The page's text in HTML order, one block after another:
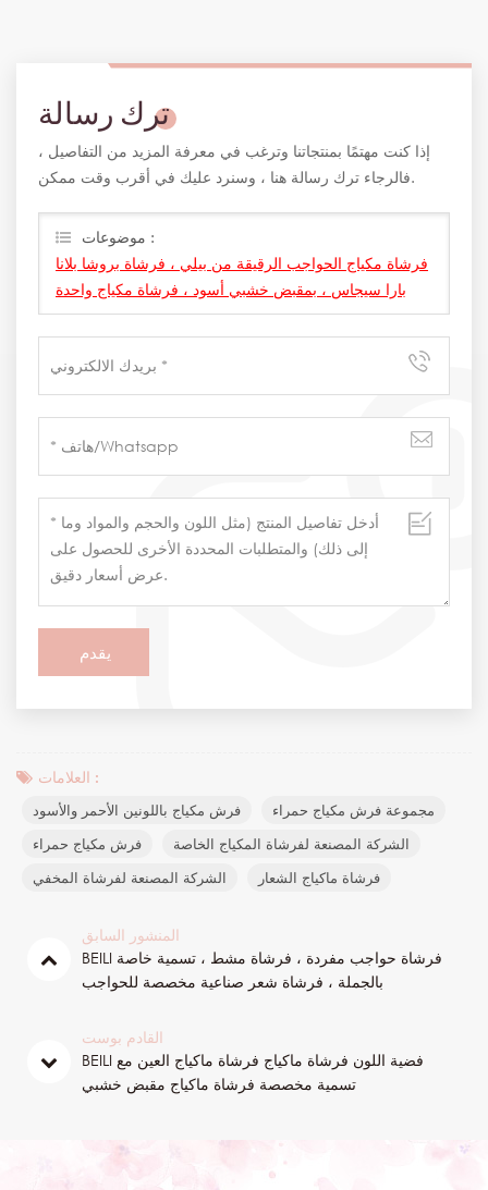
ترك رسالة
إذا كنت مهتمًا بمنتجاتنا وترغب في معرفة المزيد من التفاصيل ،
فالرجاء ترك رسالة هنا ، وسنرد عليك في أقرب وقت ممكن.
موضوعات :
فرشاة مكياج الحواجب الرقيقة من بيلي ، فرشاة بروشا بلانا
بارا سيجاس ، بمقبض خشبي أسود ، فرشاة مكياج واحدة
العلامات :
فرش مكياج باللونين الأحمر والأسود
مجموعة فرش مكياج حمراء
فرش مكياج حمراء
الشركة المصنعة لفرشاة المكياج الخاصة
الشركة المصنعة لفرشاة المخفي
فرشاة ماكياج الشعار
المنشور السابق
BEILI فرشاة حواجب مفردة ، فرشاة مشط ، تسمية خاصة
بالجملة ، فرشاة شعر صناعية مخصصة للحواجب
القادم بوست
BEILI فضية اللون فرشاة ماكياج فرشاة ماكياج العين مع
تسمية مخصصة فرشاة ماكياج مقبض خشبي